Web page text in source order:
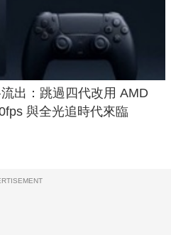
出：跳過四代改用 AMD
與全光追時代來臨